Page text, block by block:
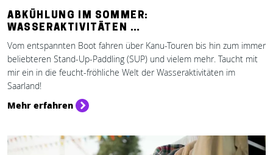
ABKÜHLUNG IM SOMMER:
WASSERAKTIVITÄTEN …
Vom entspannten Boot fahren über Kanu-Touren bis hin zum immer
beliebteren Stand-Up-Paddling (SUP) und vielem mehr. Taucht mit
mir ein in die feucht-fröhliche Welt der Wasseraktivitäten im
Saarland!
Mehr erfahren